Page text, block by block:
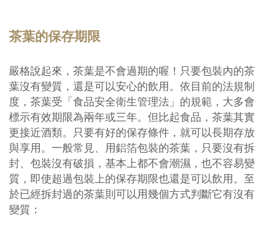
茶葉的保存期限
嚴格說起來，茶葉是不會過期的喔！只要包裝內的茶
葉沒有變質，還是可以安心的飲用。依目前的法規制
度，茶葉受「食品安全衛生管理法」的規範，大多會
標示有效期限為兩年或三年。但比起食品，茶葉其實
更接近酒類。只要有好的保存條件，就可以長期存放
與享用。一般常見、用鋁箔包裝的茶葉，只要沒有拆
封、包裝沒有破損，基本上都不會潮濕，也不容易變
質，即使超過包裝上的保存期限也還是可以飲用。至
於已經拆封過的茶葉則可以用幾個方式判斷它有沒有
變質：